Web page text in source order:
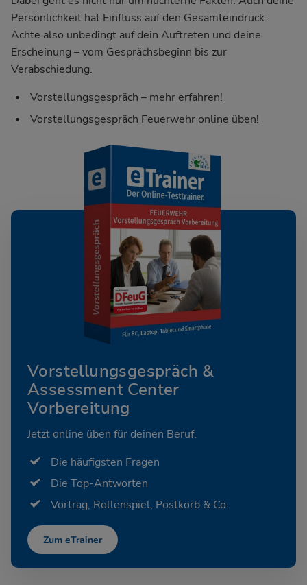
Persönlichkeit hat Einfluss auf den Gesamteindruck.
Achte also unbedingt auf dein Auftreten und deine
Erscheinung – vom Gesprächsbeginn bis zur
Verabschiedung.
Vorstellungsgespräch – mehr erfahren!
Vorstellungsgespräch Feuerwehr online üben!
Vorstellungsgespräch &
Assessment Center
Vorbereitung
Jetzt online üben für deinen Beruf.
Die häufigsten Fragen
Die Top-Antworten
Vortrag, Rollenspiel, Postkorb & Co.
Zum eTrainer